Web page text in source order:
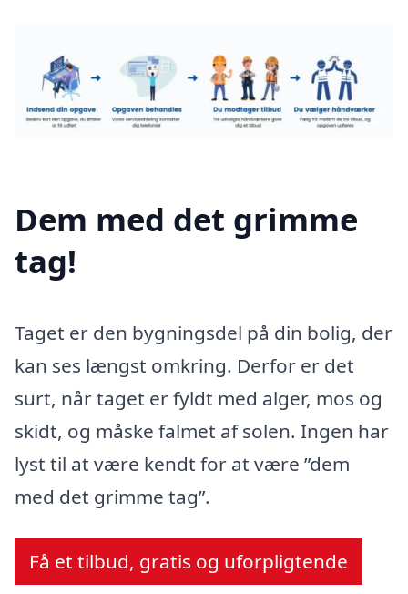
Dem med det grimme
tag!
Taget er den bygningsdel på din bolig, der
kan ses længst omkring. Derfor er det
surt, når taget er fyldt med alger, mos og
skidt, og måske falmet af solen. Ingen har
lyst til at være kendt for at være ”dem
med det grimme tag”.
Få et tilbud, gratis og uforpligtende